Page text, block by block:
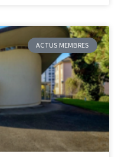
ACTUS MEMBRES